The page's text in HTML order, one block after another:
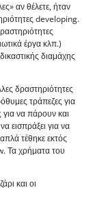
αν θέλετε, ήταν
developing.
έργα κλπ.)
διαμάχης
δραστηριότητες
τράπεζες για
να πάρουν και
εισπράξει για να
τέθηκε εκτός
Τα χρήματα του
και οι